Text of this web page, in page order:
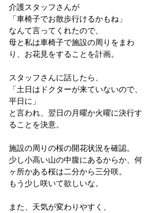
介護スタッフさんが
「車椅子でお散歩行けるかもね」
なんて言ってくれたので、
母と私は車椅子で施設の周りをまわ
り、お花見をすることを計画。
スタッフさんに話したら、
「土日はドクターが来ていないので、
平日に」
と言われ、翌日の月曜か火曜に決行す
ることを決意。
施設の周りの桜の開花状況を確認。
少し小高い山の中腹にあるからか、何
ヶ所かある桜は二分から三分咲。
もう少し咲いて欲しいな。
また、天気が変わりやすく、